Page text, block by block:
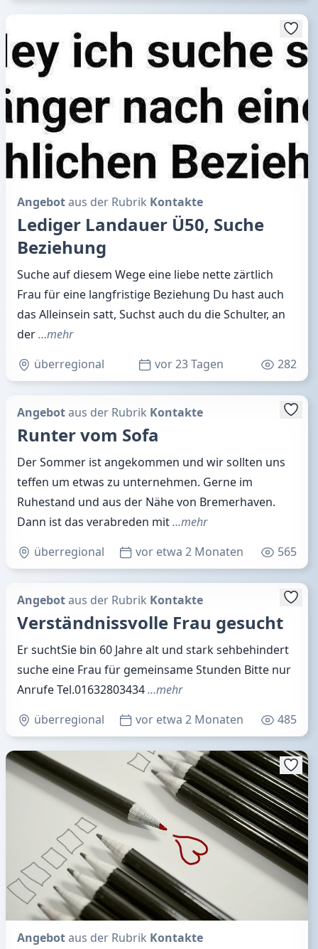
Angebotaus der Rubrik Kontakte
Lediger Landauer Ü50, Suche
Beziehung
Suche auf diesem Wege eine liebe nette zärtlich
Frau für eine langfristige Beziehung Du hast auch
das Alleinsein satt, Suchst auch du die Schulter, an
der…mehr
überregional
vor 23 Tagen 282
Angebotaus der Rubrik Kontakte
Runter vom Sofa
Der Sommer ist angekommen und wir sollten uns
teffen um etwas zu unternehmen. Gerne im
Ruhestand und aus der Nähe von Bremerhaven.
Dann ist das verabreden mit…mehr
überregional
vor etwa 2 Monaten 565
Angebotaus der Rubrik Kontakte
Verständnissvolle Frau gesucht
Er suchtSie bin 60 Jahre alt und stark sehbehindert
suche eine Frau für gemeinsame Stunden Bitte nur
Anrufe Tel.01632803434…mehr
überregional
vor etwa 2 Monaten 485
Angebotaus der Rubrik Kontakte